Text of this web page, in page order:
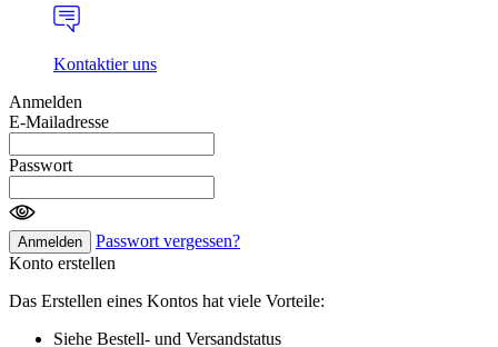
Kontaktier uns
Anmelden
E-Mailadresse
Passwort
Anmelden
Passwort vergessen?
Konto erstellen
Das Erstellen eines Kontos hat viele Vorteile:
Siehe Bestell- und Versandstatus